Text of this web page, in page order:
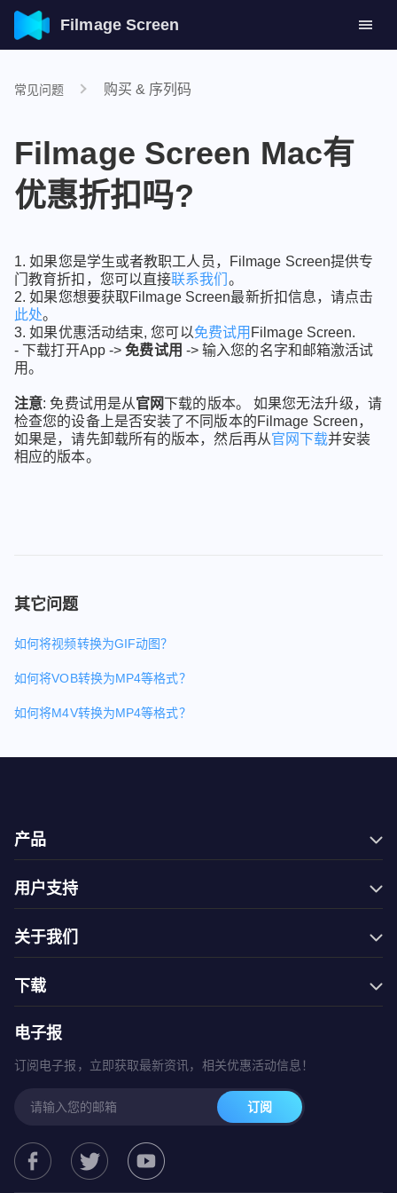
Filmage Screen
常见问题 购买 & 序列码
Filmage Screen Mac有
优惠折扣吗?
1. 如果您是学生或者教职工人员，Filmage Screen提供专
门教育折扣，您可以直接联系我们 。
2. 如果您想要获取Filmage Screen最新折扣信息，请点击
此处。
3. 如果优惠活动结束, 您可以免费试用 Filmage Screen.
- 下载打开App ->免费试用 -> 输入您的名字和邮箱激活试
用。
注意: 免费试用是从官网下载的版本。 如果您无法升级，请
检查您的设备上是否安装了不同版本的Filmage Screen，
如果是，请先卸载所有的版本，然后再从官网下载并安装
相应的版本。
其它问题
如何将视频转换为GIF动图？
如何将VOB转换为MP4等格式？
如何将M4V转换为MP4等格式？
产品
Filmage Converter
Filmage Player
PDF Reader Pro
ComPDFKit PDF SDK
ComPDFKit Conversion SDK
用户支持
万圣节钜惠
开学季
网一钜惠
圣诞大促
春季钜惠
关于我们
隐私政策
下载
电子报
订阅电子报，立即获取最新资讯，相关优惠活动信息！
订阅